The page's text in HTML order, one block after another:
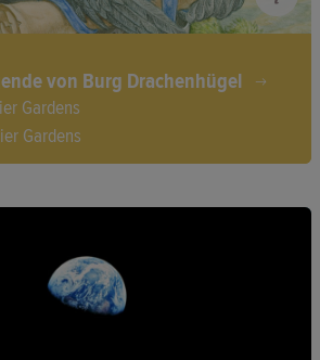
von Burg Drachenhügel
Gardens
Gardens
noch ihre Klugheit und ihr
Hugo eine geniale Idee… Ein interaktives
Nachdenken und Fantasieren einlädt.